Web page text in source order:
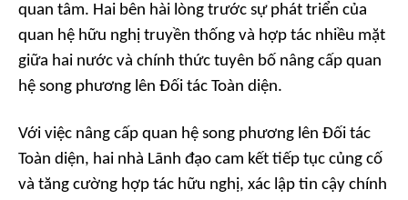
quan tâm. Hai bên hài lòng trước sự phát triển của
quan hệ hữu nghị truyền thống và hợp tác nhiều mặt
giữa hai nước và chính thức tuyên bố nâng cấp quan
hệ song phương lên Đối tác Toàn diện.
Với việc nâng cấp quan hệ song phương lên Đối tác
Toàn diện, hai nhà Lãnh đạo cam kết tiếp tục củng cố
và tăng cường hợp tác hữu nghị, xác lập tin cậy chính